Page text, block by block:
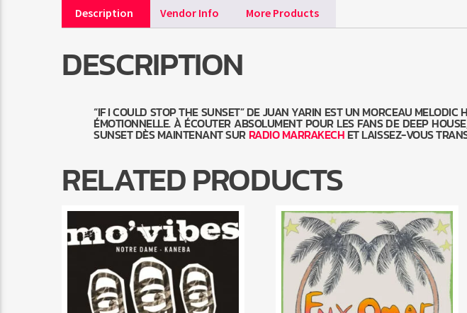
Description Vendor Info More Products
DESCRIPTION
“IF I COULD STOP THE SUNSET” DE JUAN YARIN EST UN MORCEAU
ÉMOTIONNELLE. À ÉCOUTER ABSOLUMENT POUR LES FANS DE DEEP
SUNSET DÈS MAINTENANT SURRADIO MARRAKECH ET LAISSEZ-VOUS
RELATED PRODUCTS